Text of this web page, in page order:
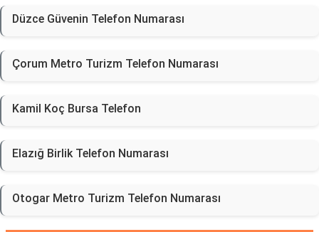
Düzce Güvenin Telefon Numarası
Çorum Metro Turizm Telefon Numarası
Kamil Koç Bursa Telefon
Elazığ Birlik Telefon Numarası
Otogar Metro Turizm Telefon Numarası